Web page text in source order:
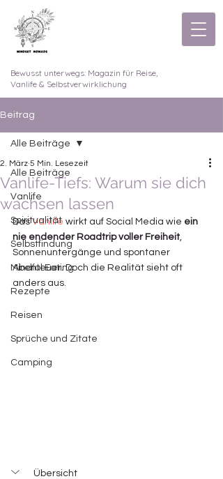
Bewusst unterwegs: Magazin für Reise,
Vanlife & Selbstverwirklichung
Beitrag
Alle Beiträge
Vanlife
Spiritualität
Selbstfindung
Mindful Eating
Rezepte
Reisen
Sprüche und Zitate
Camping
Alle Beiträge
Vanlife-Tiefs: Warum sie dich
wachsen lassen
2. März 5 Min. Lesezeit
Das Vanlife wirkt auf Social Media wie ein
nie endender Roadtrip voller Freiheit,
Sonnenuntergänge und spontaner
Abenteuer. Doch die Realität sieht oft
anders aus.
Übersicht